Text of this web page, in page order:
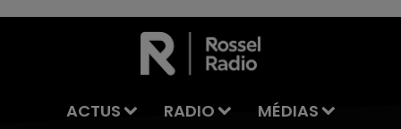
ACTUS RADIO
MÉDIAS